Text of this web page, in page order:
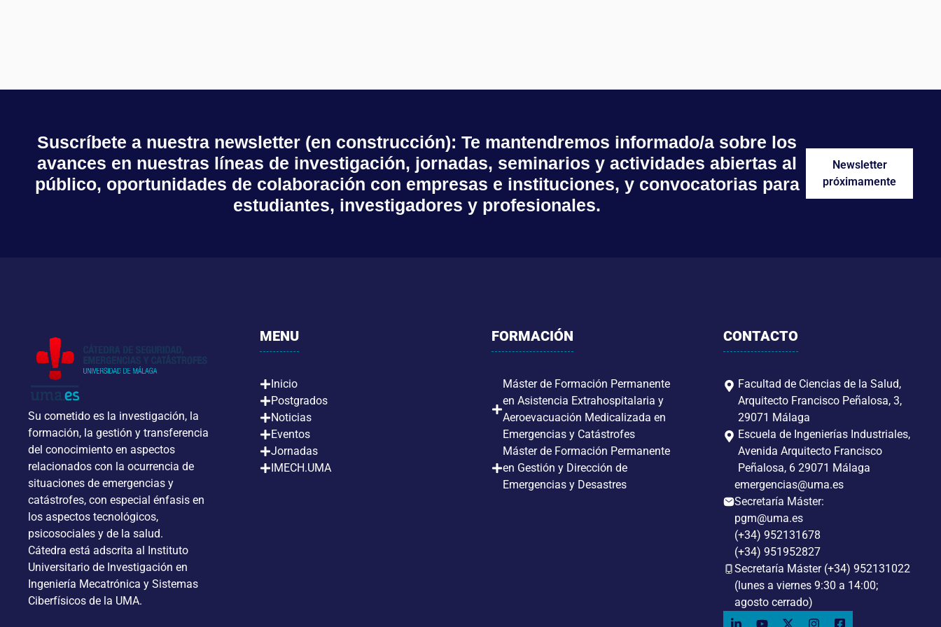
Suscríbete a nuestra newsletter (en construcción): Te mantendremos informado/a sobre los
avances en nuestras líneas de investigación, jornadas, seminarios y actividades abiertas al
público, oportunidades de colaboración con empresas e instituciones, y convocatorias para
estudiantes, investigadores y profesionales.
Newsletter
próximamente
Su cometido es la investigación, la
formación, la gestión y transferencia
del conocimiento en aspectos
relacionados con la ocurrencia de
situaciones de emergencias y
catástrofes, con especial énfasis en
los aspectos tecnológicos,
psicosociales y de la salud.
Cátedra está adscrita al Instituto
Universitario de Investigación en
Ingeniería Mecatrónica y Sistemas
Ciberfísicos de la UMA.
MENU
Inicio
Postgrados
Noticias
Eventos
Jornadas
IMECH.UMA
FORMACIÓN
Máster de Formación Permanente
en Asistencia Extrahospitalaria y
Aeroevacuación Medicalizada en
Emergencias y Catástrofes
Máster de Formación Permanente
en Gestión y Dirección de
Emergencias y Desastres
CONTACTO
Facultad de Ciencias de la Salud,
Arquitecto Francisco Peñalosa, 3,
29071 Málaga
Escuela de Ingenierías Industriales,
Avenida Arquitecto Francisco
Peñalosa, 6 29071 Málaga
emergencias@uma.es
Secretaría Máster:
pgm@uma.es
(+34) 952131678
(+34) 951952827
Secretaría Máster (+34) 952131022
(lunes a viernes 9:30 a 14:00;
agosto cerrado)